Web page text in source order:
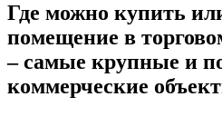
Где можно купить
помещение в
– самые крупные и
коммерческие